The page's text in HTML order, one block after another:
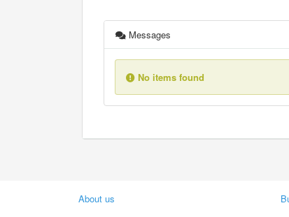
Messages
No items found
About us